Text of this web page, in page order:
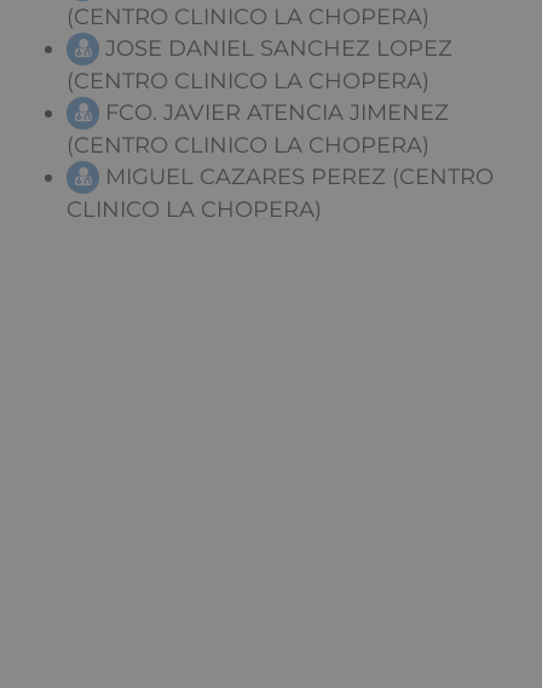
(CENTRO CLINICO LA CHOPERA)
JOSE DANIEL SANCHEZ LOPEZ
(CENTRO CLINICO LA CHOPERA)
FCO. JAVIER ATENCIA JIMENEZ
(CENTRO CLINICO LA CHOPERA)
MIGUEL CAZARES PEREZ (CENTRO
CLINICO LA CHOPERA)